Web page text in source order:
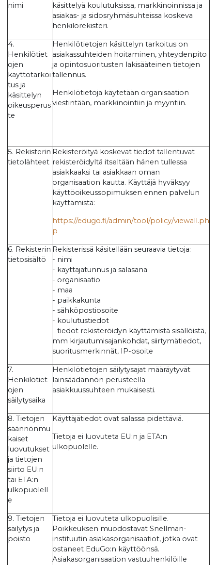
nimi
käsittelyä koulutuksissa, markkinoinnissa ja
asiakas- ja sidosryhmäsuhteissa koskeva
henkilörekisteri.
4.
Henkilötiet
ojen
käyttötarkoi
tus ja
käsittelyn
oikeusperus
te
Henkilötietojen käsittelyn tarkoitus on
asiakassuhteiden hoitaminen, yhteydenpito
ja opintosuoritusten lakisääteinen tietojen
tallennus.
Henkilötietoja käytetään organisaation
viestintään, markkinointiin ja myyntiin.
5. Rekisterin
tietolähteet
Rekisteröityä koskevat tiedot tallentuvat
rekisteröidyltä itseltään hänen tullessa
asiakkaaksi tai asiakkaan oman
organisaation kautta. Käyttäjä hyväksyy
käyttöoikeussopimuksen ennen palvelun
käyttämistä:
https://edugo.fi/admin/tool/policy/viewall.ph
p
6. Rekisterin
tietosisältö
Rekisterissä käsitellään seuraavia tietoja:
- nimi
- käyttäjätunnus ja salasana
- organisaatio
- maa
- paikkakunta
- sähköpostiosoite
- koulutustiedot
- tiedot rekisteröidyn käyttämistä sisällöistä,
mm kirjautumisajankohdat, siirtymätiedot,
suoritusmerkinnät, IP-osoite
7.
Henkilötiet
ojen
säilytysaika
Henkilötietojen säilytysajat määräytyvät
lainsäädännön perusteella
asiakkuussuhteen mukaisesti.
8. Tietojen
säännönmu
kaiset
luovutukset
ja tietojen
siirto EU:n
tai ETA:n
ulkopuolell
e
Käyttäjätiedot ovat salassa pidettäviä.
Tietoja ei luovuteta EU:n ja ETA:n
ulkopuolelle.
9. Tietojen
säilytys ja
poisto
Tietoja ei luovuteta ulkopuolisille.
Poikkeuksen muodostavat Snellman-
instituutin asiakasorganisaatiot, jotka ovat
ostaneet EduGo:n käyttöönsä.
Asiakasorganisaation vastuuhenkilöille